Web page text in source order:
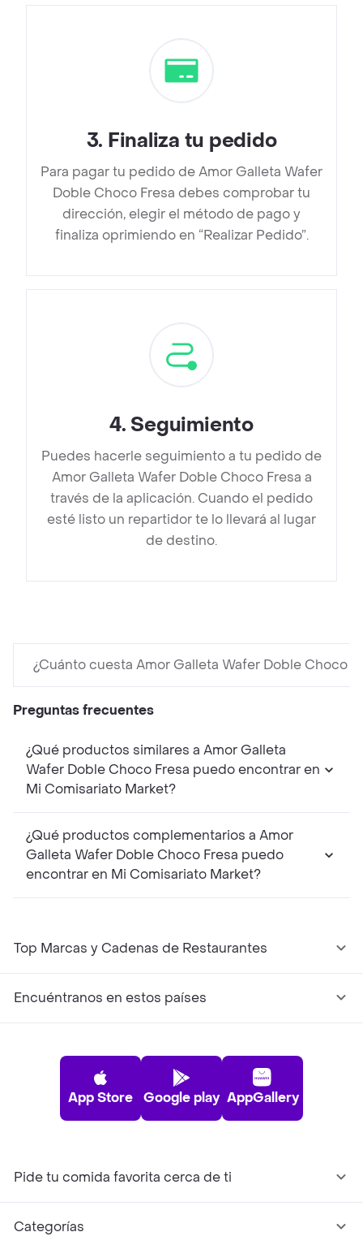
3. Finaliza tu pedido
Para pagar tu pedido de Amor Galleta Wafer
Doble Choco Fresa debes comprobar tu
dirección, elegir el método de pago y
finaliza oprimiendo en “Realizar Pedido”.
4. Seguimiento
Puedes hacerle seguimiento a tu pedido de
Amor Galleta Wafer Doble Choco Fresa a
través de la aplicación. Cuando el pedido
esté listo un repartidor te lo llevará al lugar
de destino.
¿Cuánto cuesta Amor Galleta Wafer Doble Choco
Preguntas frecuentes
¿Qué productos similares a Amor Galleta
Wafer Doble Choco Fresa puedo encontrar en
Mi Comisariato Market?
¿Qué productos complementarios a Amor
Galleta Wafer Doble Choco Fresa puedo
encontrar en Mi Comisariato Market?
Top Marcas y Cadenas de Restaurantes
Encuéntranos en estos países
App Store Google play AppGallery
Pide tu comida favorita cerca de ti
Categorías